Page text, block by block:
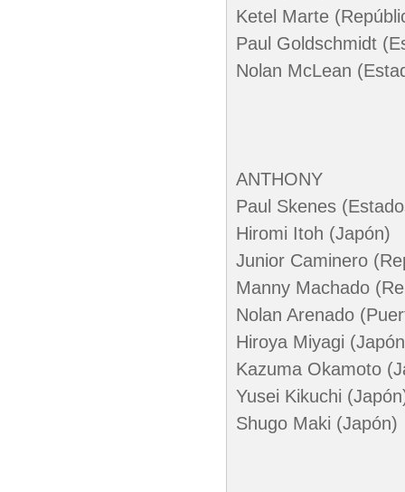
Ketel Marte
Paul Goldschmidt
Nolan McLean
ANTHONY
Paul Skenes
Hiromi Itoh (Japón)
Junior Caminero
Manny Machado
Nolan Arenado
Hiroya Miyagi
Kazuma Okamoto
Yusei Kikuchi
Shugo Maki (Japón)